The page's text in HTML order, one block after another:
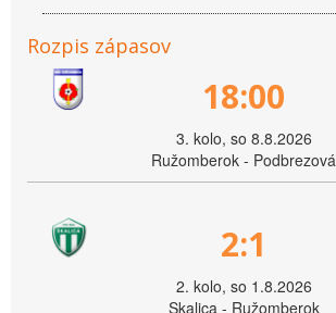
Rozpis zápasov
18:00
3. kolo, so 8.8.2026
Ružomberok - Podbrezová
2:1
2. kolo, so 1.8.2026
Skalica - Ružomberok